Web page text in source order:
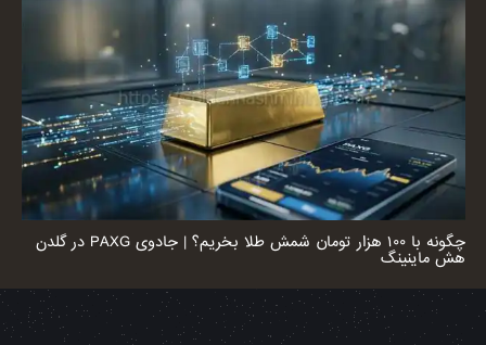
چگونه با ۱۰۰ هزار تومان شمش طلا بخریم؟ | جادوی PAXG در گلدن
هش ماینینگ